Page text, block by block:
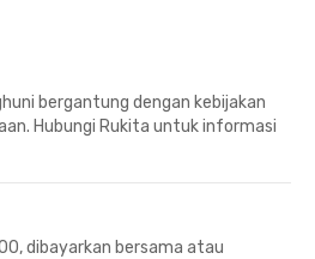
bergantung dengan kebijakan
Hubungi Rukita untuk informasi
dibayarkan bersama atau